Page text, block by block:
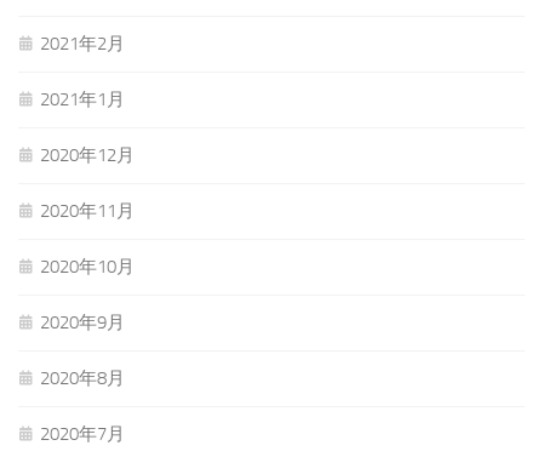
2021年2月
2021年1月
2020年12月
2020年11月
2020年10月
2020年9月
2020年8月
2020年7月